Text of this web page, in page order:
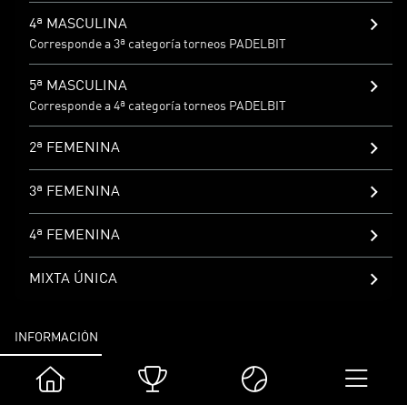
4ª MASCULINA
Corresponde a 3ª categoría torneos PADELBIT
5ª MASCULINA
Corresponde a 4ª categoría torneos PADELBIT
2ª FEMENINA
3ª FEMENINA
4ª FEMENINA
MIXTA ÚNICA
INFORMACIÓN
Competición